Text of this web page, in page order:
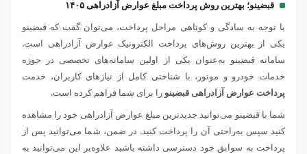
قبضینو؛ بهترین روش پرداخت مبلغ عوارض آزادراهی ۱۴۰۵
با توجه به سادگی و کوتاهی مراحل پرداخت، می‌توان گفت که قبضینو
یکی از بهترین روش‌های پرداخت الکترونیک عوارض آزادراهی است.
سامانه قبضینو به‌عنوان یکی از اولین سامانه‌های تخصصی در حوزه
خدمات خودرو و موتور، با شناختی کامل از نیازهای کاربران، خدمت
پرداخت عوارض آزادراهی قبضینو را برای شما فراهم کرده است.
شما با قبضینو می‌توانید جدیدترین مبلغ عوارض آزادراهی خود را مشاهده
کنید سپس به‌راحتی آن را پرداخت کنید. در ضمن، شما می‌توانید پس از
پرداخت به سوابق خود دسترسی داشته باشید علاوه‌بر این می‌توانید به